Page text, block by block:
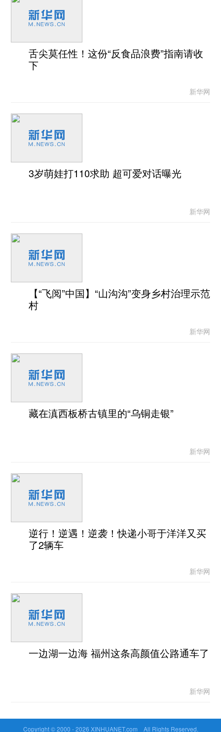
舌尖莫任性！这份“反食品浪费”指南请收
下
新华网
3岁萌娃打110求助 超可爱对话曝光
新华网
【“飞阅”中国】“山沟沟”变身乡村治理示范
村
新华网
藏在滇西板桥古镇里的“乌铜走银”
新华网
逆行！逆遇！逆袭！快递小哥于洋洋又买
了2辆车
新华网
一边湖一边海 福州这条高颜值公路通车了
新华网
Copyright © 2000 -2026 XINHUANET.com All Rights Reserved.